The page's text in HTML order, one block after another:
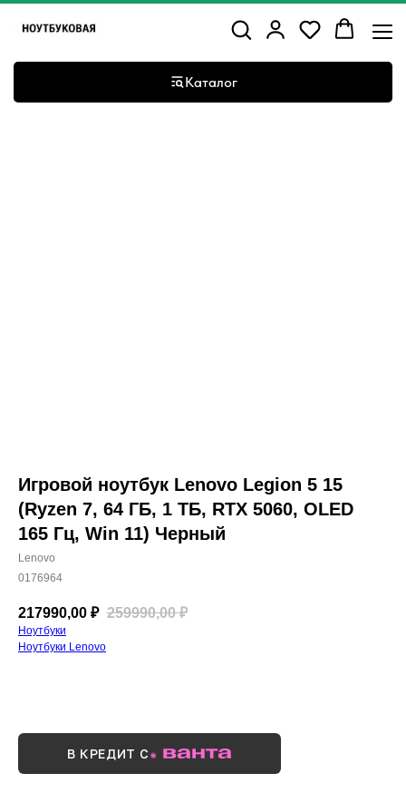
Каталог
Игровой ноутбук Lenovo Legion 5 15
(Ryzen 7, 64 ГБ, 1 ТБ, RTX 5060, OLED
165 Гц, Win 11) Черный
Lenovo
0176964
217990,00 ₽ 259990,00 ₽
Ноутбуки
Ноутбуки Lenovo
В КРЕДИТ С